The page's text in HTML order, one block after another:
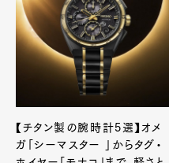
【チタン製の腕時計5選】オメ
ガ「シーマスター 」からタグ・